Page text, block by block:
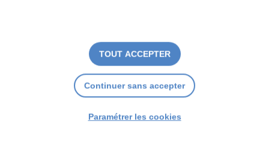
TOUT ACCEPTER
Continuer sans accepter
Paramétrer les cookies